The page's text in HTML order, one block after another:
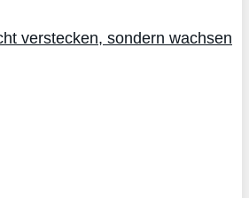
verstecken, sondern wachsen